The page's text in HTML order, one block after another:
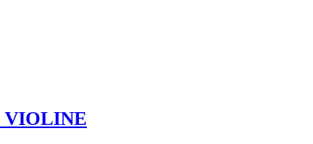
VIOLINE